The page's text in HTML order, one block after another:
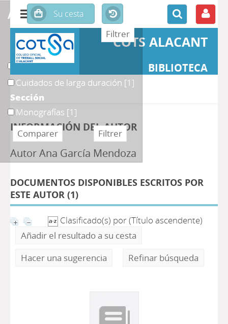
COTS ALACANT
BIBLIOTECA
INFORMACIÓN DEL AUTOR
Autor Ana García Mendoza
DOCUMENTOS DISPONIBLES ESCRITOS POR
ESTE AUTOR (1)
Clasificado(s) por(Título ascendente)
Añadir el resultado a su cesta
Hacer una sugerencia
Refinar búsqueda
affiner ou comparer
Materias
Atención[1]
Cuidados de larga duración [1]
Sección
Monografías [1]